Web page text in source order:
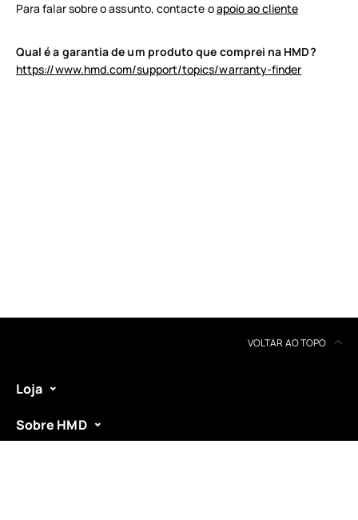
Para falar sobre o assunto, contacte oapoio ao cliente
Qual é a garantia de um produto que comprei na HMD?
https://www.hmd.com/support/topics/warranty-finder
VOLTAR AO TOPO
Loja
Sobre HMD